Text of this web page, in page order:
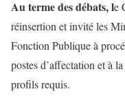
Au terme des débats, le
réinsertion et invité les
Fonction Publique à
postes d’affectation et à
profils requis.